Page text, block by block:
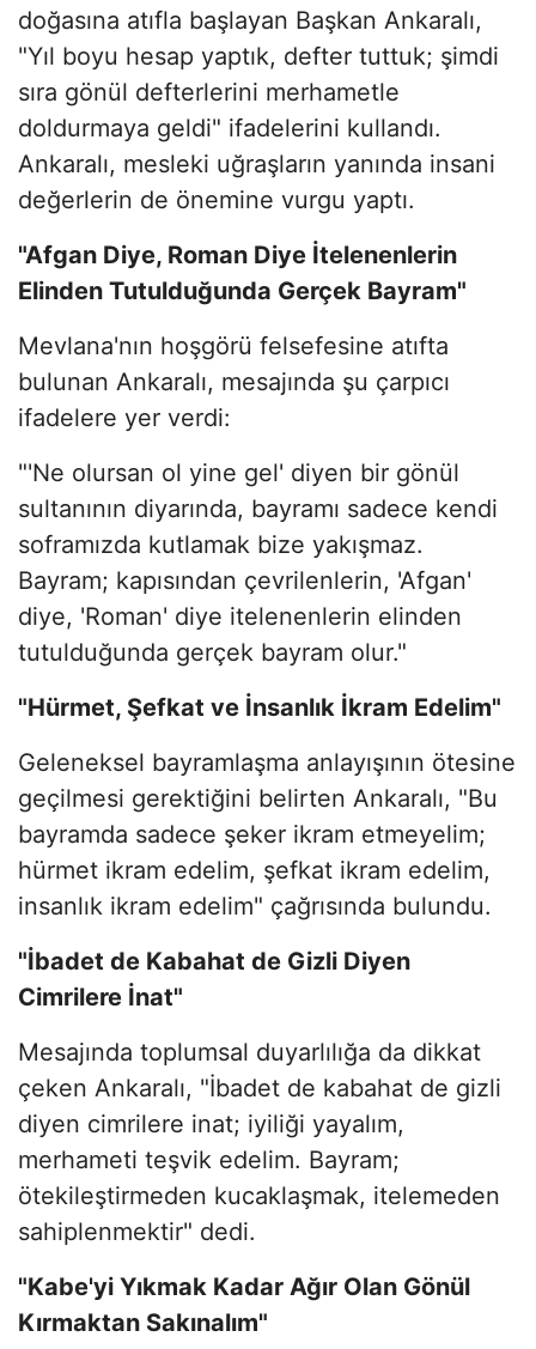
doğasına atıfla başlayan Başkan Ankaralı,
"Yıl boyu hesap yaptık, defter tuttuk; şimdi
sıra gönül defterlerini merhametle
doldurmaya geldi" ifadelerini kullandı.
Ankaralı, mesleki uğraşların yanında insani
değerlerin de önemine vurgu yaptı.
"Afgan Diye, Roman Diye İtelenenlerin
Elinden Tutulduğunda Gerçek Bayram"
Mevlana'nın hoşgörü felsefesine atıfta
bulunan Ankaralı, mesajında şu çarpıcı
ifadelere yer verdi:
"'Ne olursan ol yine gel' diyen bir gönül
sultanının diyarında, bayramı sadece kendi
soframızda kutlamak bize yakışmaz.
Bayram; kapısından çevrilenlerin, 'Afgan'
diye, 'Roman' diye itelenenlerin elinden
tutulduğunda gerçek bayram olur."
"Hürmet, Şefkat ve İnsanlık İkram Edelim"
Geleneksel bayramlaşma anlayışının ötesine
geçilmesi gerektiğini belirten Ankaralı, "Bu
bayramda sadece şeker ikram etmeyelim;
hürmet ikram edelim, şefkat ikram edelim,
insanlık ikram edelim" çağrısında bulundu.
"İbadet de Kabahat de Gizli Diyen
Cimrilere İnat"
Mesajında toplumsal duyarlılığa da dikkat
çeken Ankaralı, "İbadet de kabahat de gizli
diyen cimrilere inat; iyiliği yayalım,
merhameti teşvik edelim. Bayram;
ötekileştirmeden kucaklaşmak, itelemeden
sahiplenmektir" dedi.
"Kabe'yi Yıkmak Kadar Ağır Olan Gönül
Kırmaktan Sakınalım"